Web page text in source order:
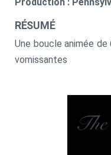
Production :
RÉSUMÉ
Une boucle animée
vomissantes